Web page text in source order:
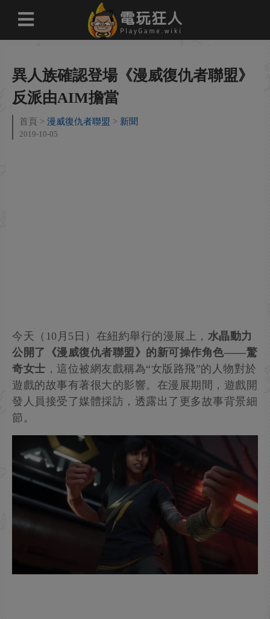
異人族確認登場《漫威復仇者聯盟》
反派由AIM擔當
首頁 漫威復仇者聯盟 新聞
2019-10-05
今天（10月5日）在紐約舉行的漫展上， 水晶動力
公開了《漫威復仇者聯盟》的新可操作角色——驚
奇女士 ，這位被網友戲稱為“女版路飛”的人物對於
遊戲的故事有著很大的影響。在漫展期間，遊戲開
發人員接受了媒體採訪，透露出了更多故事背景細
節。